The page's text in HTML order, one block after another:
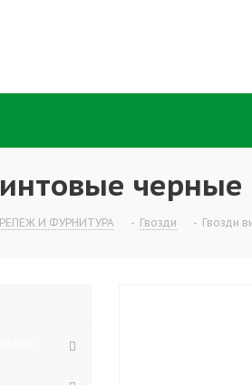
черные
И ФУРНИТУРА - Гвозди - Гвозди